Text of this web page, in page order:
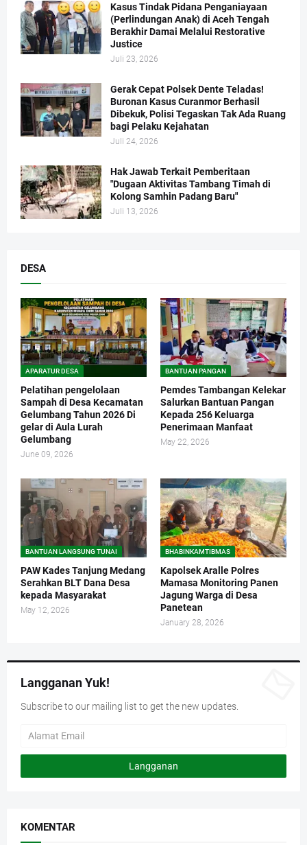
Kasus Tindak Pidana Penganiayaan
(Perlindungan Anak) di Aceh Tengah
Berakhir Damai Melalui Restorative
Justice
Juli 23, 2026
Gerak Cepat Polsek Dente Teladas!
Buronan Kasus Curanmor Berhasil
Dibekuk, Polisi Tegaskan Tak Ada Ruang
bagi Pelaku Kejahatan
Juli 24, 2026
Hak Jawab Terkait Pemberitaan
"Dugaan Aktivitas Tambang Timah di
Kolong Samhin Padang Baru"
Juli 13, 2026
DESA
APARATUR DESA
Pelatihan pengelolaan
Sampah di Desa Kecamatan
Gelumbang Tahun 2026 Di
gelar di Aula Lurah
Gelumbang
June 09, 2026
BANTUAN PANGAN
Pemdes Tambangan Kelekar
Salurkan Bantuan Pangan
Kepada 256 Keluarga
Penerimaan Manfaat
May 22, 2026
BANTUAN LANGSUNG TUNAI
PAW Kades Tanjung Medang
Serahkan BLT Dana Desa
kepada Masyarakat
May 12, 2026
BHABINKAMTIBMAS
Kapolsek Aralle Polres
Mamasa Monitoring Panen
Jagung Warga di Desa
Panetean
January 28, 2026
Langganan Yuk!
Subscribe to our mailing list to get the new updates.
KOMENTAR